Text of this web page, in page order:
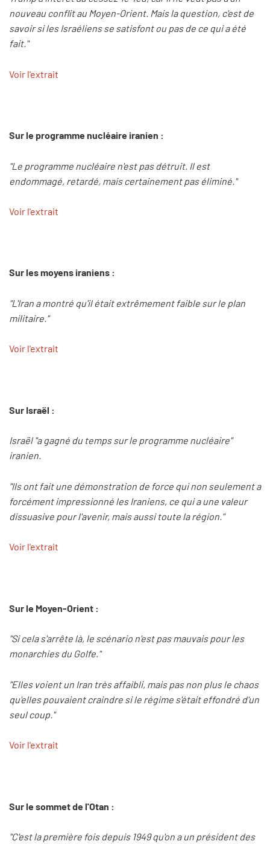
nouveau conflit au Moyen-Orient. Mais la question, c'est de
savoir si les Israéliens se satisfont ou pas de ce qui a été
fait."
Voir l'extrait
Sur le programme nucléaire iranien :
"Le programme nucléaire n'est pas détruit. Il est
endommagé, retardé, mais certainement pas éliminé."
Voir l'extrait
Sur les moyens iraniens :
"L'Iran a montré qu'il était extrêmement faible sur le plan
militaire."
Voir l'extrait
Sur Israël :
Israël "a gagné du temps sur le programme nucléaire"
iranien.
"Ils ont fait une démonstration de force qui non seulement a
forcément impressionné les Iraniens, ce qui a une valeur
dissuasive pour l'avenir, mais aussi toute la région."
Voir l'extrait
Sur le Moyen-Orient :
"Si cela s'arrête là, le scénario n'est pas mauvais pour les
monarchies du Golfe."
"Elles voient un Iran très affaibli, mais pas non plus le chaos
qu'elles pouvaient craindre si le régime s'était effondré d'un
seul coup."
Voir l'extrait
Sur le sommet de l'Otan :
"C'est la première fois depuis 1949 qu'on a un président des